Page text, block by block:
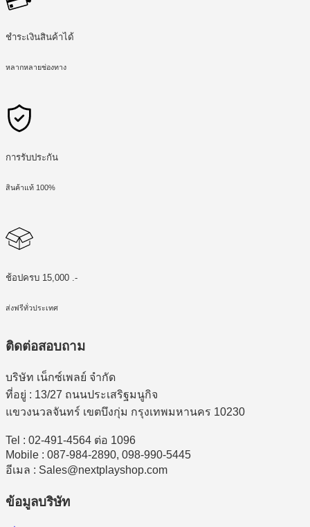
ชำระเงินสินค้าได้
หลากหลายช่องทาง
การรับประกัน
สินค้าแท้ 100%
ช้อปครบ 15,000 .-
ส่งฟรีทั่วประเทศ
ติดต่อสอบถาม
บริษัท เน็กซ์เพลย์ จำกัด
ที่อยู่ : 13/27 ถนนประเสริฐมนูกิจ
แขวงนวลจันทร์ เขตบึงกุ่ม กรุงเทพมหานคร 10230
Tel : 02-491-4564 ต่อ 1096
Mobile : 087-984-2890, 098-990-5445
อีเมล : Sales@nextplayshop.com
ข้อมูลบริษัท